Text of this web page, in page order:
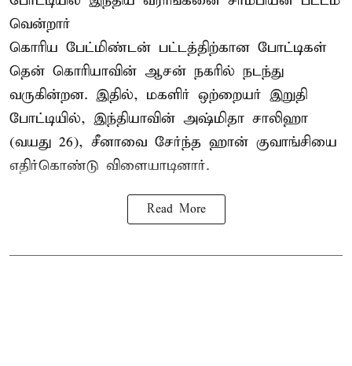
வென்றார்
கொரிய பேட்மிண்டன் பட்டத்திற்கான போட்டிகள்
தென் கொரியாவின் ஆசன் நகரில் நடந்து
வருகின்றன. இதில், மகளிர் ஒற்றையர் இறுதி
போட்டியில், இந்தியாவின் அஷ்மிதா சாலிஹா
(வயது 26), சீனாவை சேர்ந்த ஹான் குவாங்சியை
எதிர்கொண்டு விளையாடினார்.
Read More